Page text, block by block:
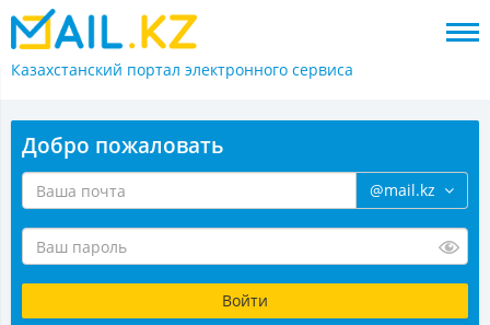
Казахстанский портал электронного сервиса
Добро пожаловать
@mail.kz